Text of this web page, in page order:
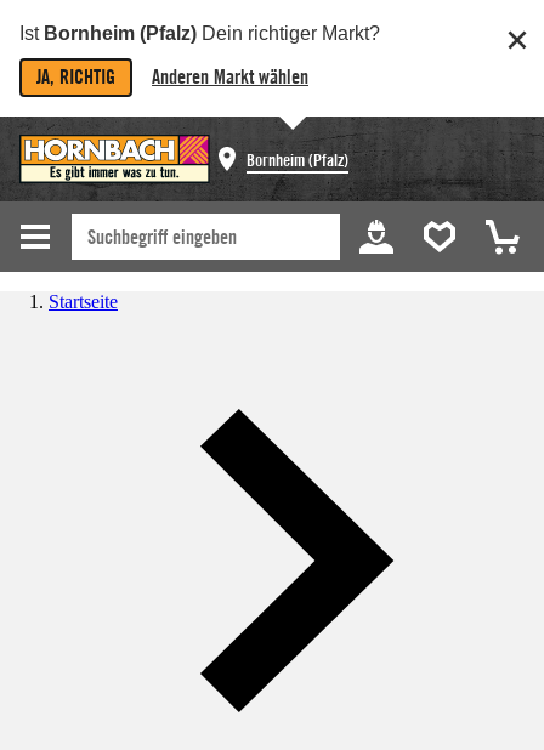
Ist Bornheim (Pfalz) Dein richtiger Markt?
JA, RICHTIG Anderen Markt wählen
Bornheim (Pfalz)
Startseite